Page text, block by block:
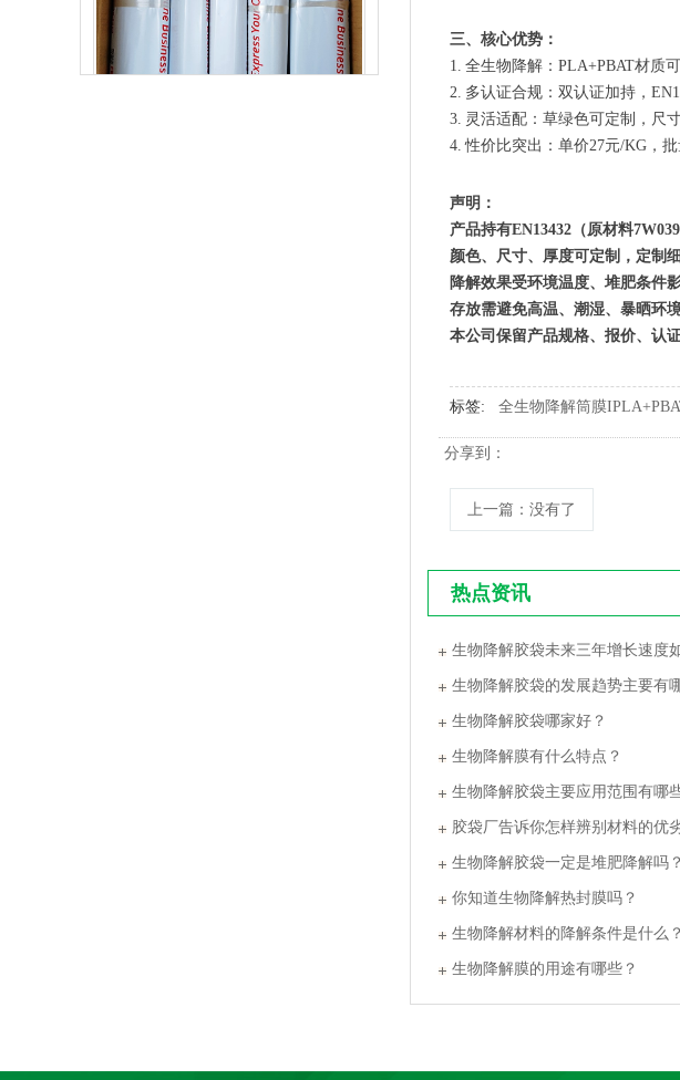
三、核心优势：
1. 全生物降解：PLA+PBAT材质
2. 多认证合规：双认证加持，
3. 灵活适配：草绿色可定制，尺
4. 性价比突出：单价27元/KG，
声明：
产品持有EN13432（原材料
颜色、尺寸、厚度可定制，定制
降解效果受环境温度、堆肥条件
存放需避免高温、潮湿、暴晒环
本公司保留产品规格、报价、认
标签: 全生物降解筒膜
分享到：
上一篇 ：没有了
热点资讯
生物降解胶袋未来三年增长速度
生物降解胶袋的发展趋势主要有
生物降解胶袋哪家好？
生物降解膜有什么特点？
生物降解胶袋主要应用范围有哪
胶袋厂告诉你怎样辨别材料的优
生物降解胶袋一定是堆肥降解吗？
你知道生物降解热封膜吗？
生物降解材料的降解条件是什么？
生物降解膜的用途有哪些？